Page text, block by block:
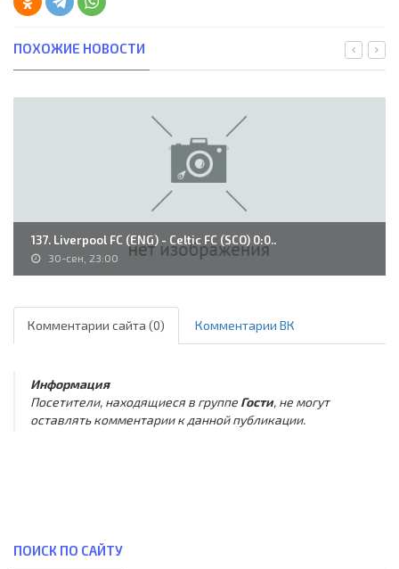
ПОХОЖИЕ НОВОСТИ
137. Liverpool FC (ENG) - Celtic FC (SCO) 0:0..
30-сен, 23:00
Комментарии сайта (0) Комментарии ВК
Информация
Посетители, находящиеся в группе Гости, не могут
оставлять комментарии к данной публикации.
ПОИСК ПО САЙТУ